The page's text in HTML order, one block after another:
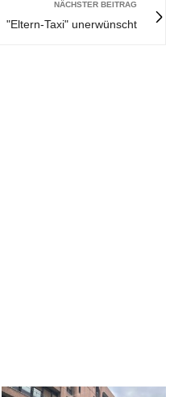
NÄCHSTER BEITRAG
"Eltern-Taxi" unerwünscht